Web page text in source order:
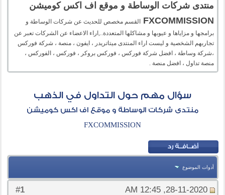
منتدى شركات الوساطة و موقع اف اكس كوميشن
FXCOMMISSION
القسم مخصص للحديث عن شركات الوساطة و
برامجها و مزاياها و عيوبها و مشاكلها المتعددة..,اراء الاعضاء عن الشركات تعبر عن
تجاربهم الشخصية و ليست اراء المنتدى ميتاتريدر ، ايفون ، منصة ، شركة فوركس
،شركة وساطة ، افضل شركة فوركس ، فوركس بروكر ، فوركس ، الفوركس ،
منصة تداول ، افضل منصة .
سؤال مهم حول التداول في الذهب
منتدى شركات الوساطة و موقع اف اكس كوميشن
FXCOMMISSION
أدوات الموضوع
#
1 28-11-2020, 12:45 AM